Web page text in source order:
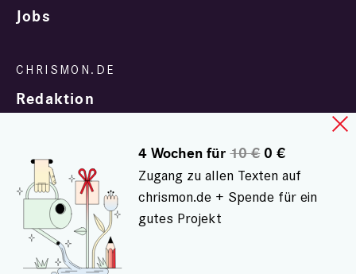
Jobs
Redaktion
In Zusammenarbeit mit
4 Wochen für10 €0 €
Zugang zu allen Texten auf
chrismon.de + Spende für ein
gutes Projekt